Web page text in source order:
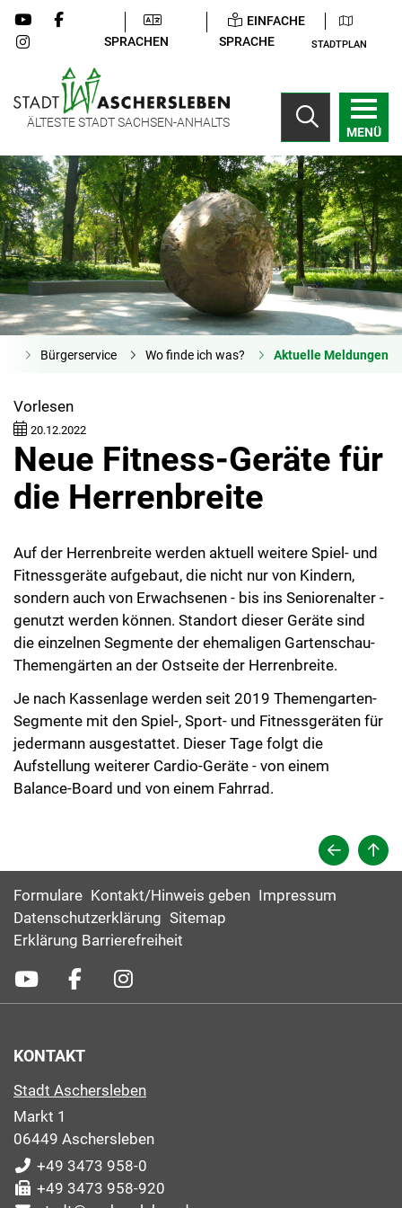
SPRACHEN
EINFACHE
SPRACHE
STADTPLAN
ÄLTESTE STADT SACHSEN-ANHALTS
MENÜ
Bürgerservice Wo finde ich was? Aktuelle Meldungen
Vorlesen
20.12.2022
Neue Fitness-Geräte für
die Herrenbreite
Auf der Herrenbreite werden aktuell weitere Spiel- und
Fitnessgeräte aufgebaut, die nicht nur von Kindern,
sondern auch von Erwachsenen - bis ins Seniorenalter -
genutzt werden können. Standort dieser Geräte sind
die einzelnen Segmente der ehemaligen Gartenschau-
Themengärten an der Ostseite der Herrenbreite.
Je nach Kassenlage werden seit 2019 Themengarten-
Segmente mit den Spiel-, Sport- und Fitnessgeräten für
jedermann ausgestattet. Dieser Tage folgt die
Aufstellung weiterer Cardio-Geräte - von einem
Balance-Board und von einem Fahrrad.
Formulare Kontakt/Hinweis geben Impressum
Datenschutzerklärung Sitemap
Erklärung Barrierefreiheit
KONTAKT
Stadt Aschersleben
Markt 1
06449 Aschersleben
+49 3473 958-0
+49 3473 958-920